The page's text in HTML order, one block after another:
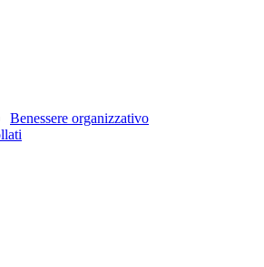
Benessere organizzativo